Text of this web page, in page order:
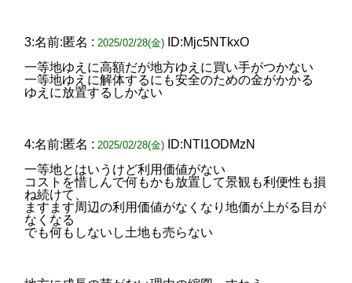
3:名前:匿名 : 2025/02/28(金)
ID:Mjc5NTkxO
一等地ゆえに高額だが地方ゆえに買い手がつかない
一等地ゆえに解体するにも安全のための金がかかる
ゆえに放置するしかない
4:名前:匿名 : 2025/02/28(金)
ID:NTI1ODMzN
一等地とはいうけど利用価値がない
コストを惜しんで何もかも放置して景観も利便性も損
ね続けて、
ますます周辺の利用価値がなくなり地価が上がる目が
なくなる
でも何もしないし土地も売らない